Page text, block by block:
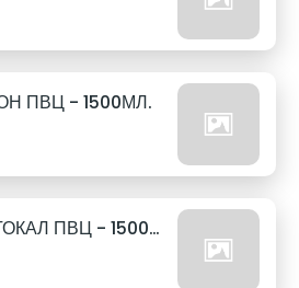
ПВЦ - 1500МЛ.
403. ФАНТА ПОРТОКАЛ ПВЦ - 1500МЛ.